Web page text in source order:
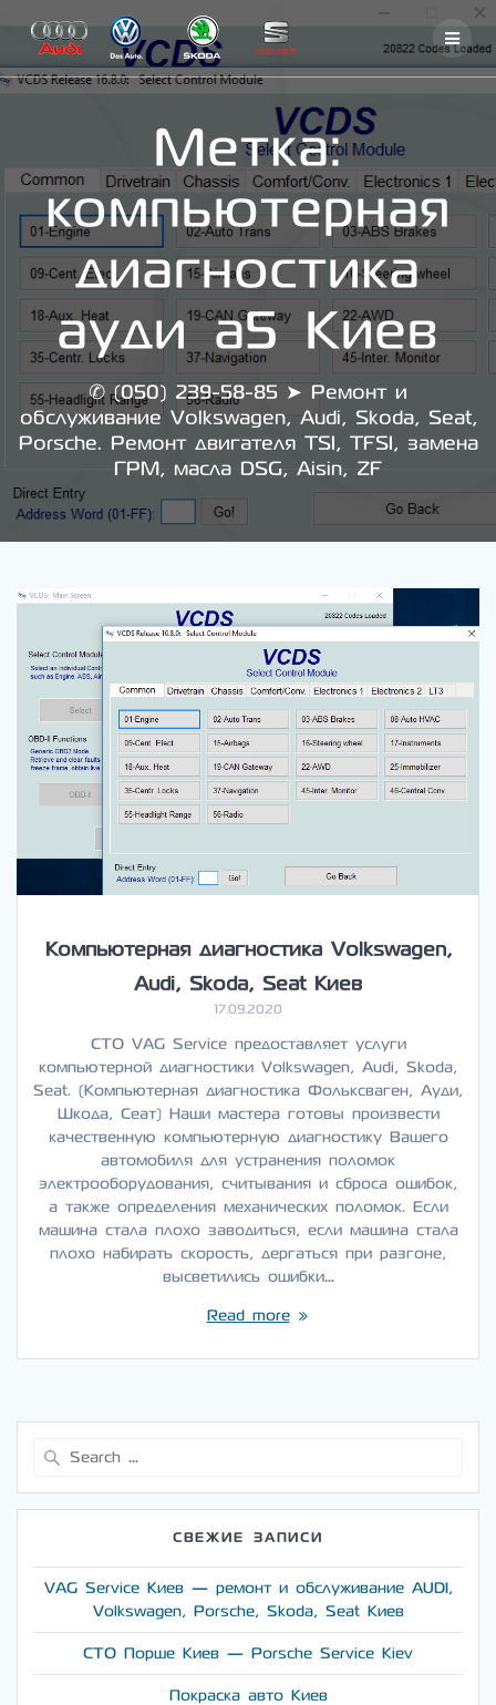
content
Метка:
компьютерная
диагностика
ауди а5 Киев
✆ (050) 239-58-85 ➤ Ремонт и
обслуживание Volkswagen, Audi, Skoda, Seat,
Porsche. Ремонт двигателя TSI, TFSI, замена
ГРМ, масла DSG, Aisin, ZF
Компьютерная диагностика Volkswagen,
Audi, Skoda, Seat Киев
17.09.2020
СТО VAG Service предоставляет услуги
компьютерной диагностики Volkswagen, Audi, Skoda,
Seat. (Компьютерная диагностика Фольксваген, Ауди,
Шкода, Сеат) Наши мастера готовы произвести
качественную компьютерную диагностику Вашего
автомобиля для устранения поломок
электрооборудования, считывания и сброса ошибок,
а также определения механических поломок. Если
машина стала плохо заводиться, если машина стала
плохо набирать скорость, дергаться при разгоне,
высветились ошибки…
Read more
СВЕЖИЕ ЗАПИСИ
VAG Service Киев — ремонт и обслуживание AUDI,
Volkswagen, Porsche, Skoda, Seat Киев
СТО Порше Киев — Porsche Service Kiev
Покраска авто Киев